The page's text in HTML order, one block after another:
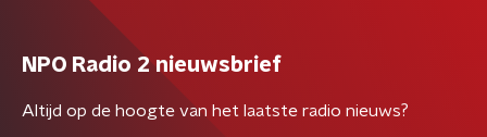
NPO Radio 2 nieuwsbrief
Altijd op de hoogte van het laatste radio nieuws?